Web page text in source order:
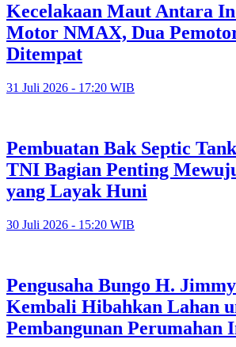
Kecelakaan Maut Antara
Motor NMAX, Dua
Ditempat
31 Juli 2026 - 17:20 WIB
Pembuatan Bak Septic
TNI Bagian Penting
yang Layak Huni
30 Juli 2026 - 15:20 WIB
Pengusaha Bungo H.
Kembali Hibahkan Lahan
Pembangunan Perumahan